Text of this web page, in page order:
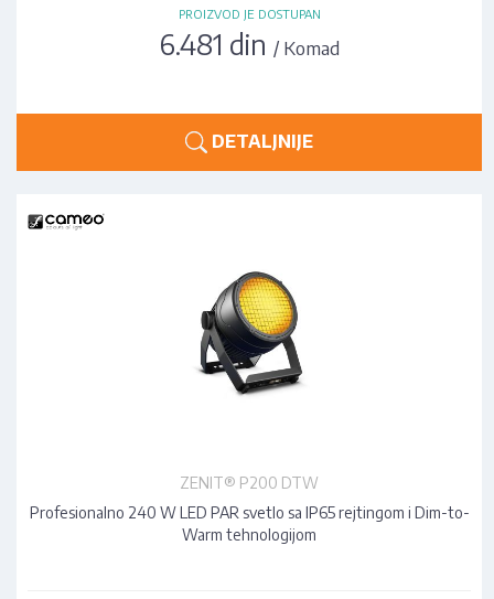
PROIZVOD JE DOSTUPAN
6.481 din / Komad
DETALJNIJE
ZENIT® P200 DTW
Profesionalno 240 W LED PAR svetlo sa IP65 rejtingom i Dim-to-
Warm tehnologijom